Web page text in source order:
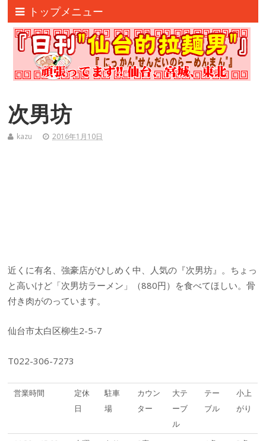
トップメニュー
次男坊
kazu 2016年1月10日
近くに有名、強豪店がひしめく中、人気の『次男坊』。ちょっ
と高いけど「次男坊ラーメン」（880円）を食べてほしい。骨
付き肉がのっています。
仙台市太白区柳生2-5-7
T022-306-7273
営業時間
定休
日
駐車
場
カウン
ター
大テ
ーブ
ル
テー
ブル
小上
がり